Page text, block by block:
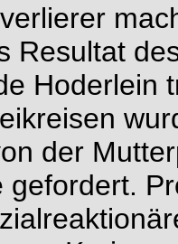
Resultat
Hoderlein
der
gefordert.